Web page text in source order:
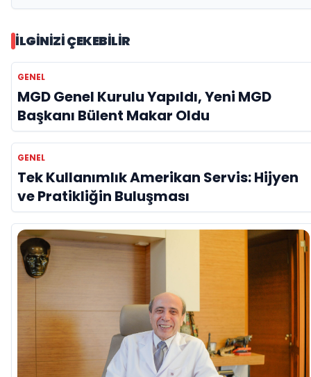
İLGINIZI ÇEKEBILIR
GENEL
MGD Genel Kurulu Yapıldı, Yeni MGD
Başkanı Bülent Makar Oldu
GENEL
Tek Kullanımlık Amerikan Servis: Hijyen
ve Pratikliğin Buluşması